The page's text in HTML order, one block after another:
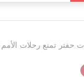
حفتر تمنع رحلات الأمم